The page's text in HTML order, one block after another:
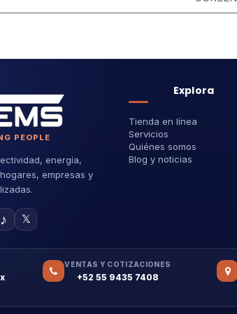
PEOPLE
energía,
empresas y
♪ 𝕏
Explora
Tienda en línea
Servicios
Quiénes somos
Blog y noticias
VENTAS Y COTIZACIONES
+52 55 9435 7408